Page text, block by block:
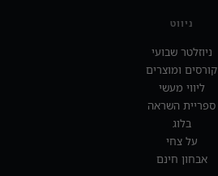
ניווט
ניוזלטר שבועי
קורסים ומוצרים
ליווי מעשי
ספריית השראה
בלוג
על צחי
אבחון חינם